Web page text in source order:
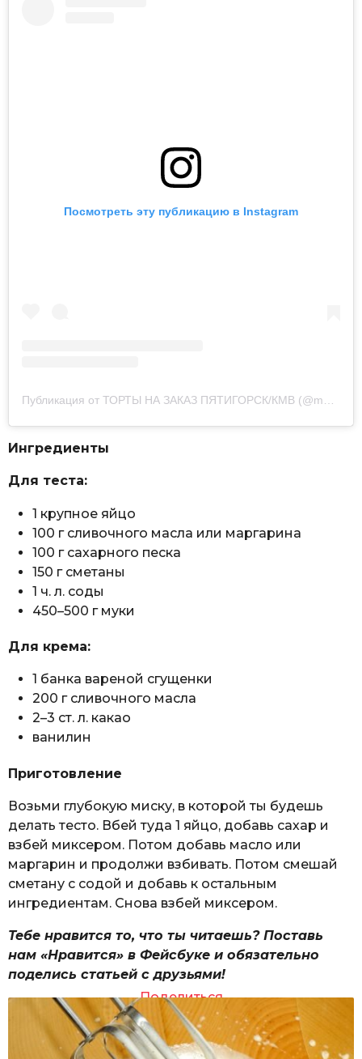
Посмотреть эту публикацию в Instagram
Ингредиенты
Для теста:
1 крупное яйцо
100 г сливочного масла или маргарина
100 г сахарного песка
150 г сметаны
1 ч. л. соды
450–500 г муки
Для крема:
1 банка вареной сгущенки
200 г сливочного масла
2–3 ст. л. какао
ванилин
Приготовление
Возьми глубокую миску, в которой ты будешь
делать тесто. Вбей туда 1 яйцо, добавь сахар и
взбей миксером. Потом добавь масло или
маргарин и продолжи взбивать. Потом смешай
сметану с содой и добавь к остальным
ингредиентам. Снова взбей миксером.
Тебе нравится то, что ты читаешь? Поставь
нам «Нравится» в Фейсбуке и обязательно
поделись статьей с друзьями!
Поделиться